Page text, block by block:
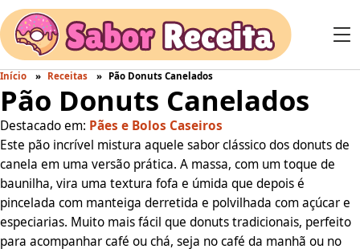
Início Receitas Pão Donuts Canelados
Pão Donuts Canelados
Destacado em: Pães e Bolos Caseiros
Este pão incrível mistura aquele sabor clássico dos donuts de
canela em uma versão prática. A massa, com um toque de
baunilha, vira uma textura fofa e úmida que depois é
pincelada com manteiga derretida e polvilhada com açúcar e
especiarias. Muito mais fácil que donuts tradicionais, perfeito
para acompanhar café ou chá, seja no café da manhã ou no